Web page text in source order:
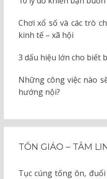
Chơi xổ số và các trò
kinh tế – xã hội
3 dấu hiệu lớn cho biết
Những công việc nào
hướng nội?
TÔN GIÁO – TÂM
Tục cúng tống ôn,